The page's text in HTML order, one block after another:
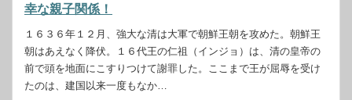
幸な親子関係！
１６３６年１２月、強大な清は大軍で朝鮮王朝を攻めた。朝鮮王
朝はあえなく降伏。１６代王の仁祖（インジョ）は、清の皇帝の
前で頭を地面にこすりつけて謝罪した。ここまで王が屈辱を受け
たのは、建国以来一度もなか…